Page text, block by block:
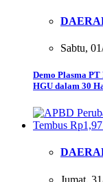
Sabtu,
Demo Plasma
HGU dalam 30
Jumat,